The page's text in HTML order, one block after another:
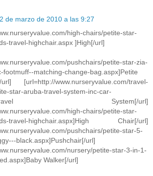
de marzo de 2010 a las 9:27
high-chairs/petite-star-
travel-highchair.aspx ]High[/url]
pushchairs/petite-star-zia-
footmuff--matching-change-bag.aspx]Petite
[url=http://www.nurseryvalue.com/travel-
star-aruba-travel-system-inc-car-
System[/url]
high-chairs/petite-star-
travel-highchair.aspx]High Chair[/url]
pushchairs/petite-star-5-
black.aspx]Pushchair[/url]
nursery/petite-star-3-in-1-
Walker[/url]